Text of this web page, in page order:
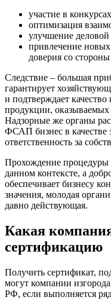
участие в
оптимизация
улучшение
привлечение
доверия со
Следствие – большая
гарантирует
и подтверждает
продукции,
Надзорные же органы
ФСАП бизнес в качестве
ответственность за
Прохождение процедуры
данном контексте, а
обеспечивает бизнесу
значения, молодая
давно действующая.
Какая
сертификацию
Получить сертификат,
могут компании
РФ, если выполняется